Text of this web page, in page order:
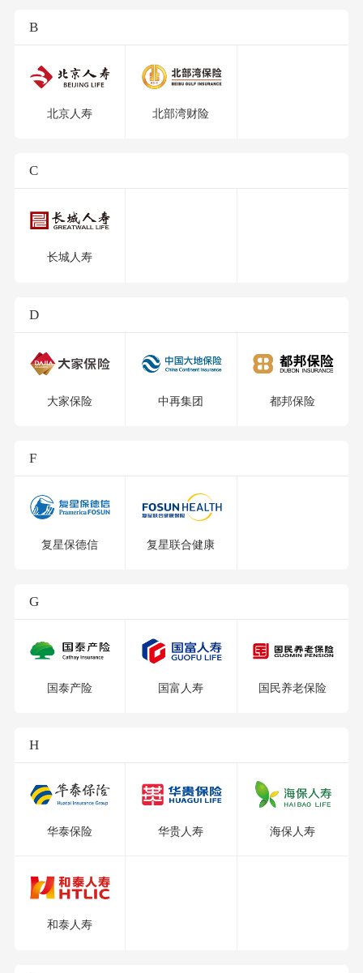
B
北京人寿 北部湾财险
C
长城人寿
D
大家保险 中再集团 都邦保险
F
复星保德信 复星联合健康
G
国泰产险 国富人寿 国民养老保险
H
华泰保险 华贵人寿 海保人寿
和泰人寿